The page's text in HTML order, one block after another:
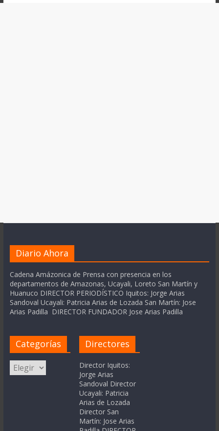
Diario Ahora
Cadena Amázonica de Prensa con presencia en los
departamentos de Amazonas, Ucayali, Loreto San Martín y
Huanuco DIRECTOR PERIODÍSTICO Iquitos: Jorge Arias
Sandoval Ucayali: Patricia Arias de Lozada San Martín: Jose
Arias Padilla DIRECTOR FUNDADOR Jose Arias Padilla
Categorías
Categorías
Directores
Director Iquitos:
Jorge Arias
Sandoval Director
Ucayali: Patricia
Arias de Lozada
Director San
Martín: Jose Arias